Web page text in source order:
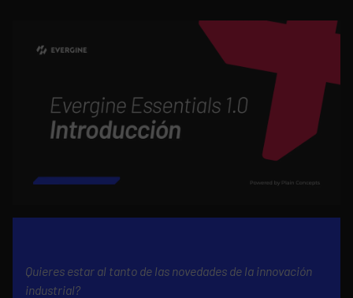
Quieres estar al tanto de las novedades de la innovación
industrial?